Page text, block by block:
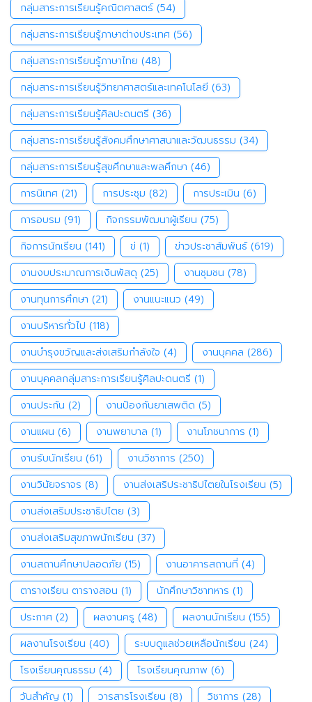
กลุ่มสาระการเรียนรู้คณิตศาสตร์ (54)
กลุ่มสาระการเรียนรู้ภาษาต่างประเทศ (56)
กลุ่มสาระการเรียนรู้ภาษาไทย (48)
กลุ่มสาระการเรียนรู้วิทยาศาสตร์และเทคโนโลยี (63)
กลุ่มสาระการเรียนรู้ศิลปะดนตรี (36)
กลุ่มสาระการเรียนรู้สังคมศึกษาศาสนาและวัฒนธรรม (34)
กลุ่มสาระการเรียนรู้สุขศึกษาและพลศึกษา (46)
การนิเทศ (21) การประชุม (82) การประเมิน (6)
การอบรม (91) กิจกรรมพัฒนาผู้เรียน (75)
กิจการนักเรียน (141) ข่ (1) ข่าวประชาสัมพันธ์ (619)
งานงบประมาณการเงินพัสดุ (25) งานชุมชน (78)
งานทุนการศึกษา (21) งานแนะแนว (49)
งานบริหารทั่วไป (118)
งานบำรุงขวัญและส่งเสริมกำลังใจ (4) งานบุคคล (286)
งานบุคคลกลุ่มสาระการเรียนรู้ศิลปะดนตรี (1)
งานประกัน (2) งานป้องกันยาเสพติด (5)
งานแผน (6) งานพยาบาล (1) งานโภชนาการ (1)
งานรับนักเรียน (61) งานวิชาการ (250)
งานวินัยจราจร (8) งานส่งเสริประชาธิปไตยในโรงเรียน (5)
งานส่งเสริมประชาธิปไตย (3)
งานส่งเสริมสุขภาพนักเรียน (37)
งานสถานศึกษาปลอดภัย (15) งานอาคารสถานที่ (4)
ตารางเรียน ตารางสอน (1) นักศึกษาวิชาทหาร (1)
ประกาศ (2) ผลงานครู (48) ผลงานนักเรียน (155)
ผลงานโรงเรียน (40) ระบบดูแลช่วยเหลือนักเรียน (24)
โรงเรียนคุณธรรม (4) โรงเรียนคุณภาพ (6)
วันสำคัญ (1) วารสารโรงเรียน (8) วิชาการ (28)